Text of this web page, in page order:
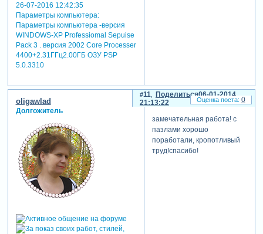
26-07-2016 12:42:35
Параметры компьютера:
Параметры компьютера -версия
WINDOWS-XP Professiomal Sepuise
Pack 3 . версия 2002 Core Processer
4400+2.31ГГц2.00ГБ ОЗУ PSP
5.0.3310
Поделиться
11
06-01-2014
21:13:22
oligawlad
Долгожитель
замечательная работа! с
пазлами хорошо
поработали, кропотливый
труд!спасибо!
0